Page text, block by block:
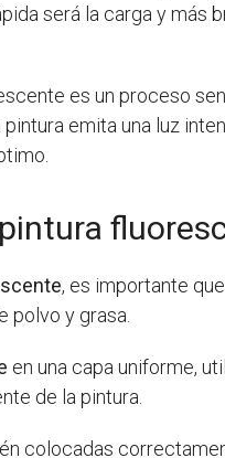
será la carga y más
es un proceso
emita una luz
, es importante
polvo y grasa.
en una capa uniforme,
de la pintura.
colocadas